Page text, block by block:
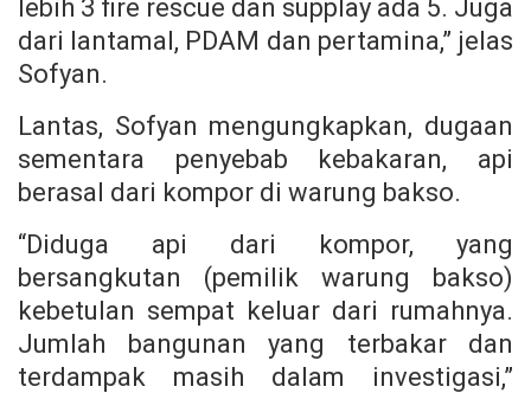
lebih 3 fire rescue dan supplay ada 5. Juga
dari lantamal, PDAM dan pertamina,” jelas
Sofyan.
Lantas, Sofyan mengungkapkan, dugaan
sementara penyebab kebakaran, api
berasal dari kompor di warung bakso.
“Diduga api dari kompor, yang
bersangkutan (pemilik warung bakso)
kebetulan sempat keluar dari rumahnya.
Jumlah bangunan yang terbakar dan
terdampak masih dalam investigasi,”